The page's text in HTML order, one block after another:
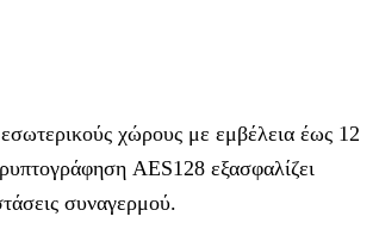
χώρους με εμβέλεια έως 12
AES128 εξασφαλίζει
συναγερμού.